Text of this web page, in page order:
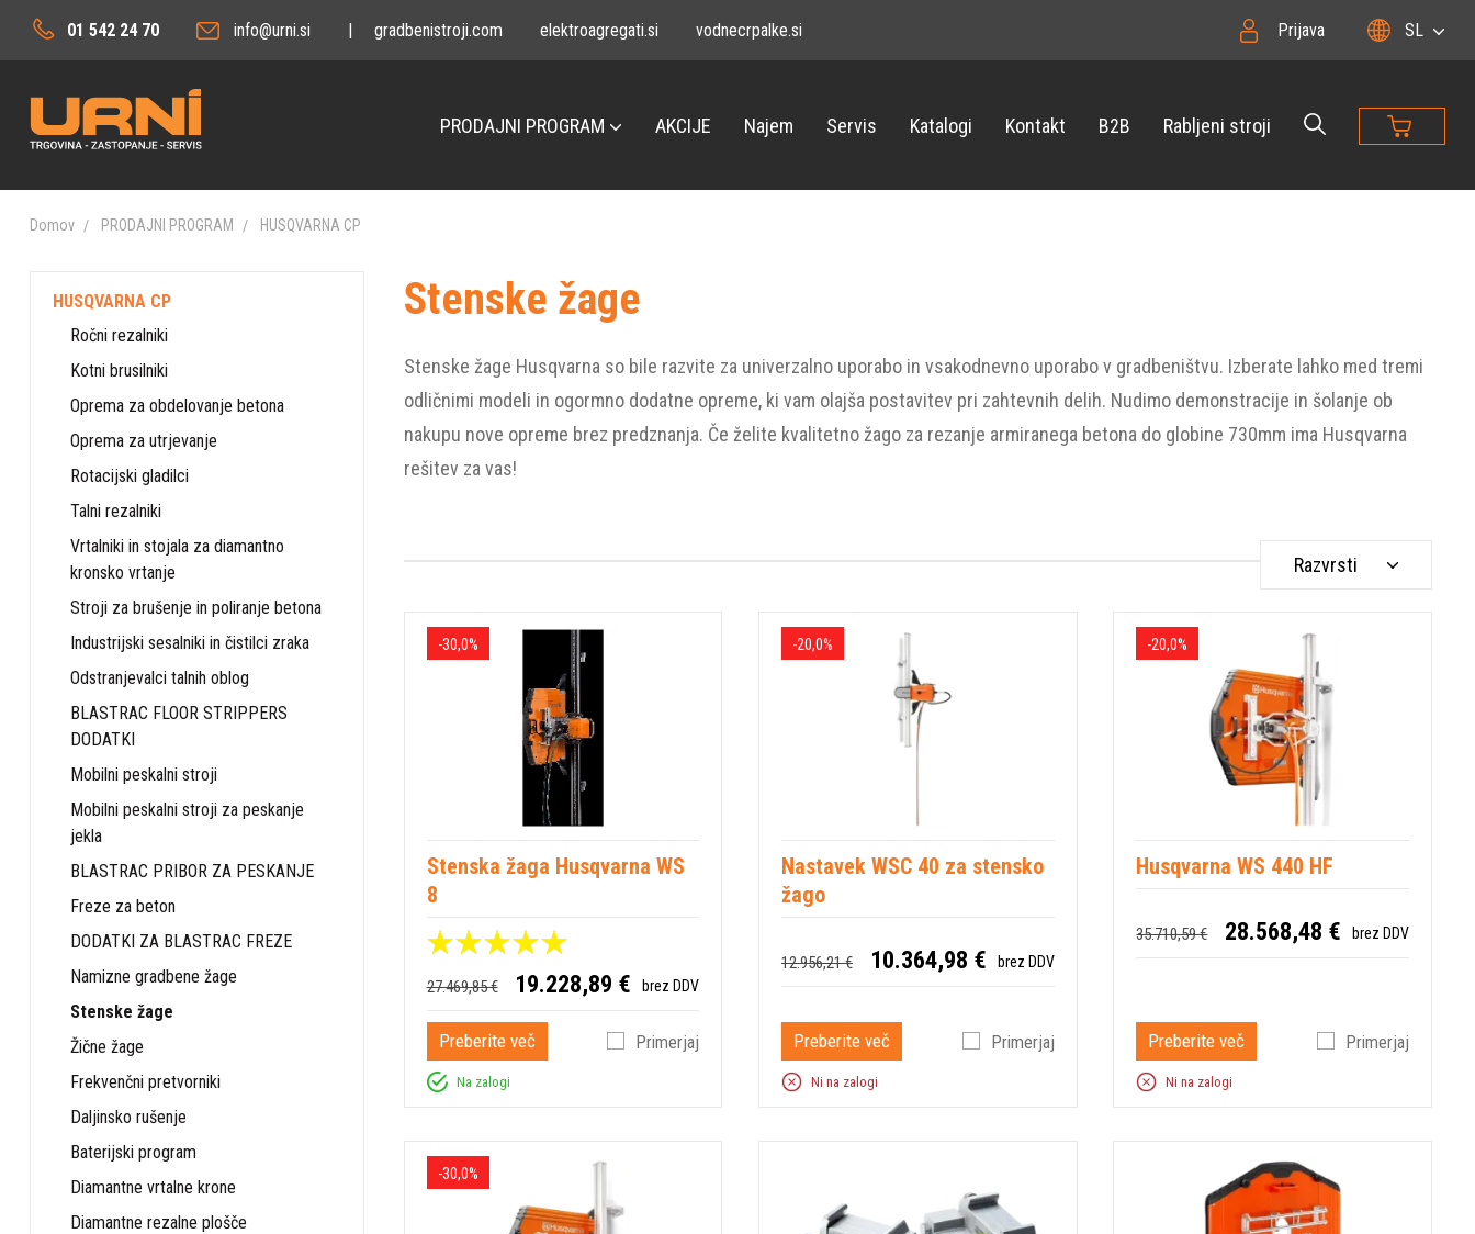
01 542 24 70 info@urni.si | gradbenistroji.com elektroagregati.si vodnecrpalke.si Prijava SL
PRODAJNI PROGRAM AKCIJE Najem Servis Katalogi Kontakt B2B Rabljeni stroji
Domov PRODAJNI PROGRAM HUSQVARNA CP
HUSQVARNA CP
Ročni rezalniki
Kotni brusilniki
Oprema za obdelovanje betona
Oprema za utrjevanje
Rotacijski gladilci
Talni rezalniki
Vrtalniki in stojala za diamantno
kronsko vrtanje
Stroji za brušenje in poliranje betona
Industrijski sesalniki in čistilci zraka
Odstranjevalci talnih oblog
BLASTRAC FLOOR STRIPPERS
DODATKI
Mobilni peskalni stroji
Mobilni peskalni stroji za peskanje
jekla
BLASTRAC PRIBOR ZA PESKANJE
Freze za beton
DODATKI ZA BLASTRAC FREZE
Namizne gradbene žage
Stenske žage
Žične žage
Frekvenčni pretvorniki
Daljinsko rušenje
Baterijski program
Diamantne vrtalne krone
Diamantne rezalne plošče
Stenske žage
Stenske žage Husqvarna so bile razvite za univerzalno uporabo in vsakodnevno uporabo v gradbeništvu. Izberate lahko med tremi
odličnimi modeli in ogormno dodatne opreme, ki vam olajša postavitev pri zahtevnih delih. Nudimo demonstracije in šolanje ob
nakupu nove opreme brez predznanja. Če želite kvalitetno žago za rezanje armiranega betona do globine 730mm ima Husqvarna
rešitev za vas!
Razvrsti
-30,0%
Stenska žaga Husqvarna WS
8
27.469,85 € 19.228,89 € brez DDV
Preberite več Primerjaj
Na zalogi
-20,0%
Nastavek WSC 40 za stensko
žago
12.956,21 € 10.364,98 € brez DDV
Preberite več Primerjaj
Ni na zalogi
-20,0%
Husqvarna WS 440 HF
35.710,59 € 28.568,48 € brez DDV
Preberite več Primerjaj
Ni na zalogi
-30,0%